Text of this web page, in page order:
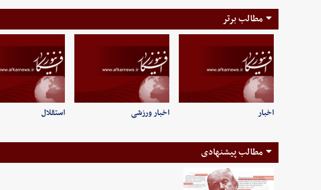
مطالب برتر
اخبار اخبار ورزشی استقلال
مطالب پیشنهادی